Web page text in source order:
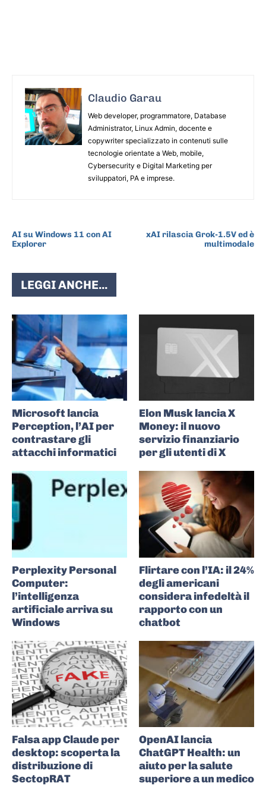
Claudio Garau
Web developer, programmatore, Database
Administrator, Linux Admin, docente e
copywriter specializzato in contenuti sulle
tecnologie orientate a Web, mobile,
Cybersecurity e Digital Marketing per
sviluppatori, PA e imprese.
AI su Windows 11 con AI
Explorer
xAI rilascia Grok-1.5V ed è
multimodale
LEGGI ANCHE...
Microsoft lancia
Perception, l’AI per
contrastare gli
attacchi informatici
Elon Musk lancia X
Money: il nuovo
servizio finanziario
per gli utenti di X
Perplexity Personal
Computer:
l’intelligenza
artificiale arriva su
Windows
Flirtare con l’IA: il 24%
degli americani
considera infedeltà il
rapporto con un
chatbot
Falsa app Claude per
desktop: scoperta la
distribuzione di
SectopRAT
OpenAI lancia
ChatGPT Health: un
aiuto per la salute
superiore a un medico